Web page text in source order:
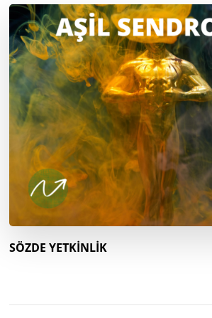
SÖZDE YETKİNLİK